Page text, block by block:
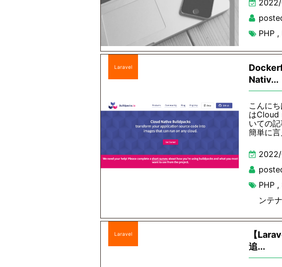
PHP ,
Laravel
Nativ...
こんに
はCloud
いての
簡単に言
PHP ,
ンテナ
Laravel
【
追...